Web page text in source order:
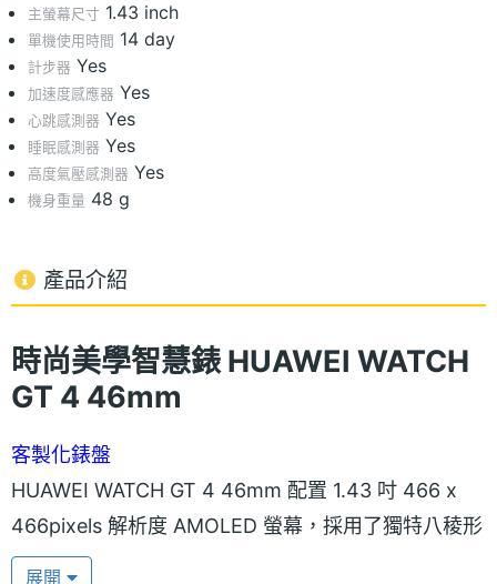
主螢幕尺寸 1.43 inch
單機使用時間 14 day
計步器 Yes
加速度感應器 Yes
心跳感測器 Yes
睡眠感測器 Yes
高度氣壓感測器 Yes
機身重量 48 g
產品介紹
時尚美學智慧錶 HUAWEI WATCH
GT 4 46mm
客製化錶盤
HUAWEI WATCH GT 4 46mm 配置 1.43 吋 466 x
466pixels 解析度 AMOLED 螢幕，採用了獨特八稜形
設計，整體外觀更加精緻；並提供了超過 25,000 個
展開